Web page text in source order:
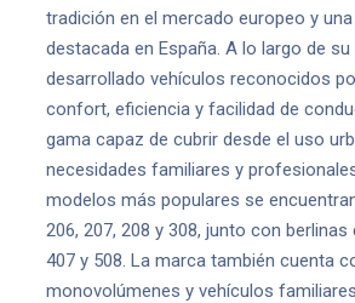
tradición en el mercado europeo y
destacada en España. A lo largo de
desarrollado vehículos reconocidos
confort, eficiencia y facilidad de
gama capaz de cubrir desde el uso
necesidades familiares y
modelos más populares se
206, 207, 208 y 308, junto con
407 y 508. La marca también cuenta
monovolúmenes y vehículos